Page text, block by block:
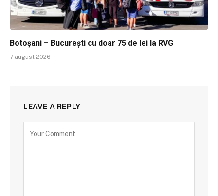
Botoșani – București cu doar 75 de lei la RVG
7 august 2026
LEAVE A REPLY